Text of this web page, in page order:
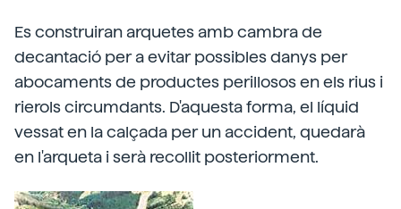
Es construiran arquetes amb cambra de
decantació per a evitar possibles danys per
abocaments de productes perillosos en els rius i
rierols circumdants. D'aquesta forma, el líquid
vessat en la calçada per un accident, quedarà
en l'arqueta i serà recollit posteriorment.